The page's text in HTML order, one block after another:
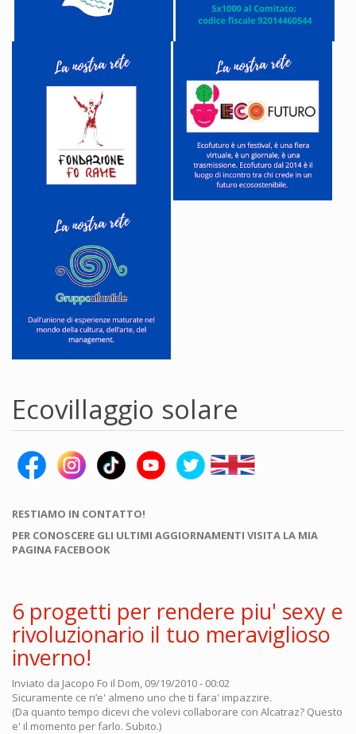
Ecovillaggio solare
RESTIAMO IN CONTATTO!
PER CONOSCERE GLI ULTIMI AGGIORNAMENTI VISITA LA MIA
PAGINA FACEBOOK
6 progetti per rendere piu' sexy e
rivoluzionario il tuo meraviglioso
inverno!
Inviato da Jacopo Fo il Dom, 09/19/2010 - 00:02
Sicuramente ce n’e' almeno uno che ti fara' impazzire.
(Da quanto tempo dicevi che volevi collaborare con Alcatraz? Questo
e' il momento per farlo. Subito.)